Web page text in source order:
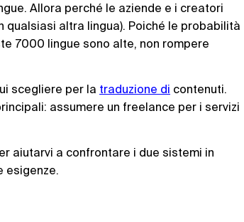
Allora perché le aziende e i creatori
altra lingua). Poiché le probabilità
7000 lingue sono alte, non rompere
scegliere per la traduzione di contenuti.
assumere un freelance per i servizi
aiutarvi a confrontare i due sistemi in
esigenze.